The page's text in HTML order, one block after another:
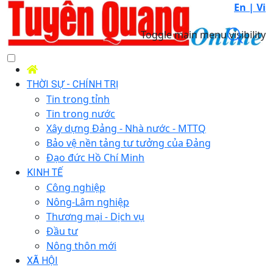
En | Vi
Toggle main menu visibility
THỜI SỰ - CHÍNH TRỊ
Tin trong tỉnh
Tin trong nước
Xây dựng Đảng - Nhà nước - MTTQ
Bảo vệ nền tảng tư tưởng của Đảng
Đạo đức Hồ Chí Minh
KINH TẾ
Công nghiệp
Nông-Lâm nghiệp
Thương mại - Dịch vụ
Đầu tư
Nông thôn mới
XÃ HỘI